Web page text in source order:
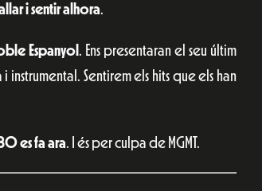
i sentir alhora.
Espanyol . Ens presentaran el seu últim
Sentirem els hits que els han
es fa ara. I és per culpa de MGMT.